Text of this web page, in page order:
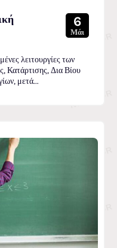
6
Μάι
λειτουργίες των
Κατάρτισης, Δια Βίου
μετά...